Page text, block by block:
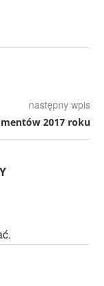
następny wpis
2017 roku